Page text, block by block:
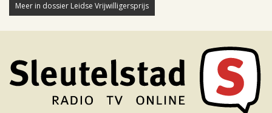
Meer in dossier Leidse Vrijwilligersprijs